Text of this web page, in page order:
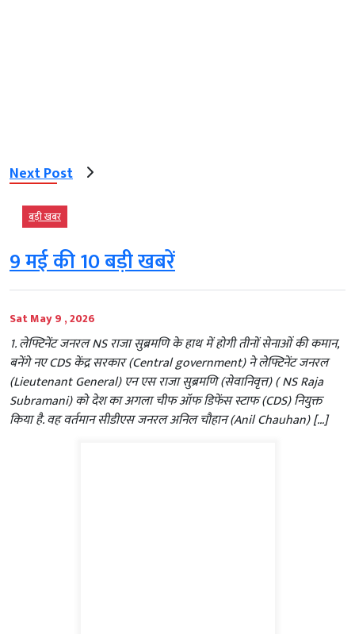
Next Post
बड़ी खबर
9 मई की 10 बड़ी खबरें
Sat May 9 , 2026
1. लेफ्टिनेंट जनरल NS राजा सुब्रमणि के हाथ में होगी तीनों सेनाओं की कमान,
बनेंगे नए CDS केंद्र सरकार (Central government) ने लेफ्टिनेंट जनरल
(Lieutenant General) एन एस राजा सुब्रमणि (सेवानिवृत्त) ( NS Raja
Subramani) को देश का अगला चीफ ऑफ डिफेंस स्टाफ (CDS) नियुक्त
किया है. वह वर्तमान सीडीएस जनरल अनिल चौहान (Anil Chauhan) […]